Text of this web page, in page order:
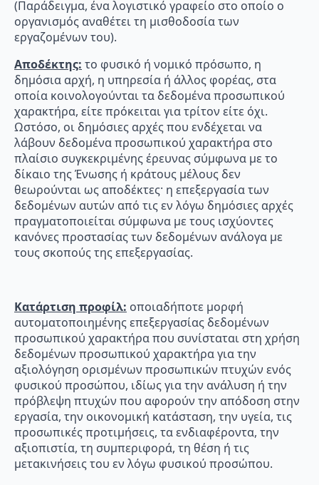
(Παράδειγμα, ένα λογιστικό γραφείο στο οποίο ο
οργανισμός αναθέτει τη μισθοδοσία των
εργαζομένων του).
Αποδέκτης: το φυσικό ή νομικό πρόσωπο, η
δημόσια αρχή, η υπηρεσία ή άλλος φορέας, στα
οποία κοινολογούνται τα δεδομένα προσωπικού
χαρακτήρα, είτε πρόκειται για τρίτον είτε όχι.
Ωστόσο, οι δημόσιες αρχές που ενδέχεται να
λάβουν δεδομένα προσωπικού χαρακτήρα στο
πλαίσιο συγκεκριμένης έρευνας σύμφωνα με το
δίκαιο της Ένωσης ή κράτους μέλους δεν
θεωρούνται ως αποδέκτες· η επεξεργασία των
δεδομένων αυτών από τις εν λόγω δημόσιες αρχές
πραγματοποιείται σύμφωνα με τους ισχύοντες
κανόνες προστασίας των δεδομένων ανάλογα με
τους σκοπούς της επεξεργασίας.
Κατάρτιση προφίλ: οποιαδήποτε μορφή
αυτοματοποιημένης επεξεργασίας δεδομένων
προσωπικού χαρακτήρα που συνίσταται στη χρήση
δεδομένων προσωπικού χαρακτήρα για την
αξιολόγηση ορισμένων προσωπικών πτυχών ενός
φυσικού προσώπου, ιδίως για την ανάλυση ή την
πρόβλεψη πτυχών που αφορούν την απόδοση στην
εργασία, την οικονομική κατάσταση, την υγεία, τις
προσωπικές προτιμήσεις, τα ενδιαφέροντα, την
αξιοπιστία, τη συμπεριφορά, τη θέση ή τις
μετακινήσεις του εν λόγω φυσικού προσώπου.